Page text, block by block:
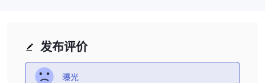
发布评价
曝光